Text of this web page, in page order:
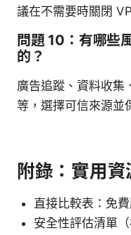
議在不需要時關閉
問題 10：有哪些
的？
廣告追蹤、資料收集
等，選擇可信來源並
附錄：實用
直接比較表：免
安全性評估清單（